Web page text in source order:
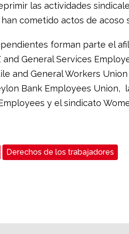
las actividades
cometido actos de acoso
forman parte el
General Services
and General Workers Union
Bank Employees Union,
y el sindicato
Derechos de los trabajadores